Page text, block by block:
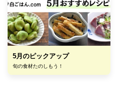
5月のピックアップ
旬の食材たのしもう！